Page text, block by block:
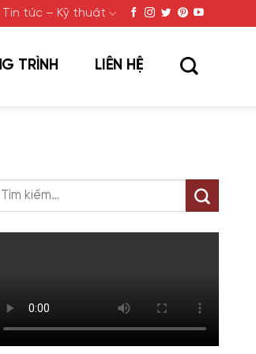
Tin tức – Kỹ thuật
TRÌNH LIÊN HỆ